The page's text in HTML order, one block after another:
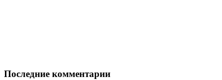
Последние комментарии